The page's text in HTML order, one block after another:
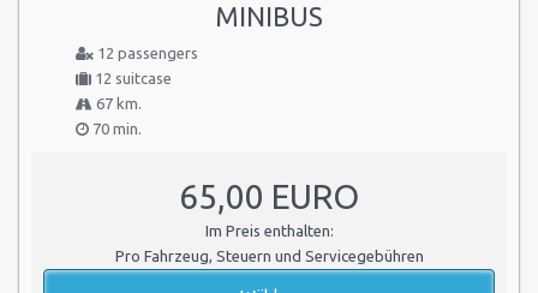
MINIBUS
12 passengers
12 suitcase
67 km.
70 min.
65,00 EURO
Im Preis enthalten:
Pro Fahrzeug, Steuern und Servicegebühren